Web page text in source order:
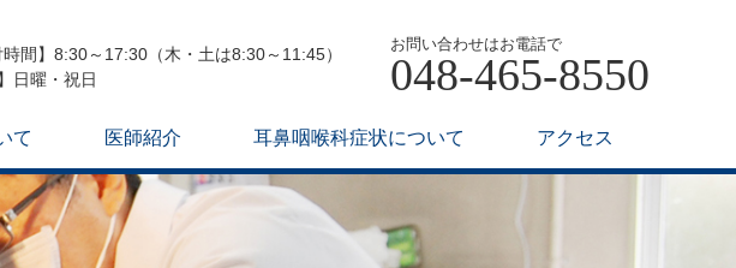
時間】8:30～17:30（木・土は8:30～11:45）
日曜・祝日
お問い合わせはお電話で
048-465-8550
て 医師紹介 耳鼻咽喉科症状について アクセス